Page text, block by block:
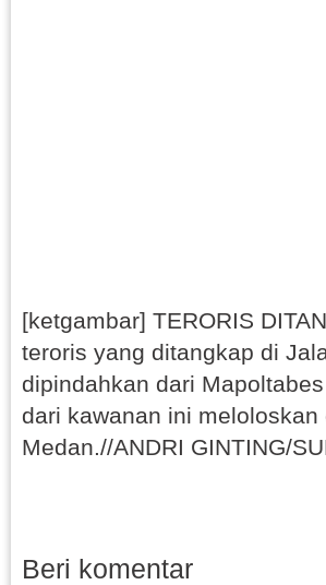
[ketgambar] TERORIS
teroris yang ditangkap di
dipindahkan dari
dari kawanan ini
Medan.//ANDRI GINTING/
Beri komentar